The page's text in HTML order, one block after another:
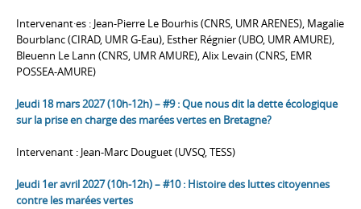
Intervenant·es : Jean-Pierre Le Bourhis (CNRS, UMR ARENES), Magalie
Bourblanc (CIRAD, UMR G-Eau), Esther Régnier (UBO, UMR AMURE),
Bleuenn Le Lann (CNRS, UMR AMURE), Alix Levain (CNRS, EMR
POSSEA-AMURE)
Jeudi 18 mars 2027 (10h-12h) – #9 : Que nous dit la dette écologique
sur la prise en charge des marées vertes en Bretagne?
Intervenant : Jean-Marc Douguet (UVSQ, TESS)
Jeudi 1er avril 2027 (10h-12h) – #10 : Histoire des luttes citoyennes
contre les marées vertes